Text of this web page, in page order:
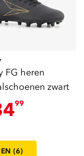
FG heren
zwart
99
(6)